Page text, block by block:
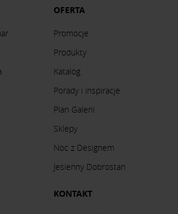
OFERTA
Promocje
Produkty
Katalog
Porady i inspiracje
Plan Galerii
Sklepy
Noc z Designem
Jesienny Dobrostan
KONTAKT